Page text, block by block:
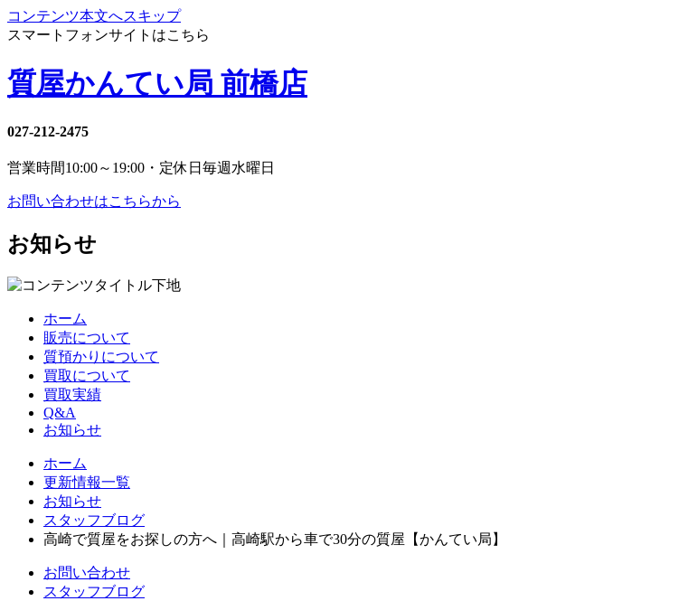
コンテンツ本文へスキップ
スマートフォンサイトはこちら
質屋かんてい局 前橋店
027-212-2475
営業時間10:00～19:00・定休日 毎週水曜日
お問い合わせはこちらから
お知らせ
ホーム
販売について
質預かりについて
買取について
買取実績
Q&A
お知らせ
ホーム
更新情報一覧
お知らせ
スタッフブログ
高崎で質屋をお探しの方へ｜高崎駅から車で30分の質屋【かんてい局】
お問い合わせ
スタッフブログ